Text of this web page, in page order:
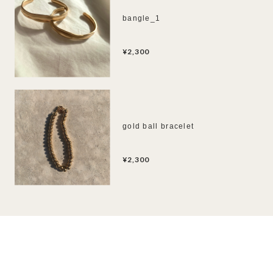
bangle_1
¥2,300
gold ball bracelet
¥2,300